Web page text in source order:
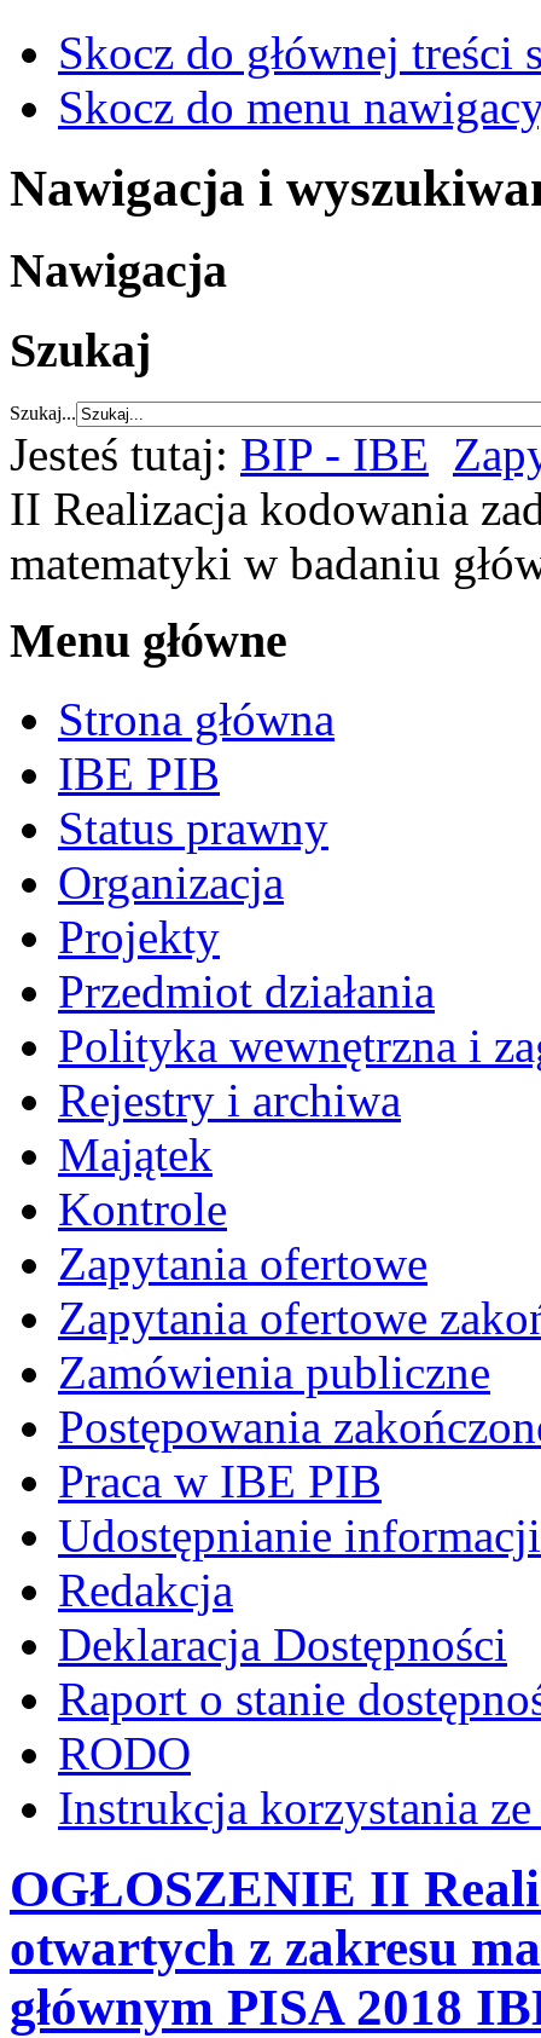
Skocz do głównej treści
Skocz do menu
Nawigacja i
Nawigacja
Szukaj
Szukaj...
Jesteś tutaj: BIP - IBE
II Realizacja kodowania
matematyki w badaniu
Menu główne
Strona główna
IBE PIB
Status prawny
Organizacja
Projekty
Przedmiot działania
Polityka wewnętrzna i
Rejestry i archiwa
Majątek
Kontrole
Zapytania ofertowe
Zapytania ofertowe
Zamówienia publiczne
Postępowania
Praca w IBE PIB
Udostępnianie informacji
Redakcja
Deklaracja Dostępności
Raport o stanie
RODO
Instrukcja korzystania
OGŁOSZENIE II
otwartych z zakresu
głównym PISA 2018